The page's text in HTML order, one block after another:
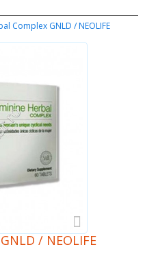
Complex GNLD / NEOLIFE
/ NEOLIFE